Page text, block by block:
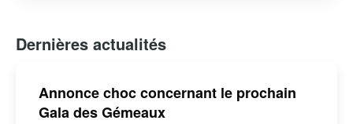
Dernières actualités
Annonce choc concernant le prochain
Gala des Gémeaux